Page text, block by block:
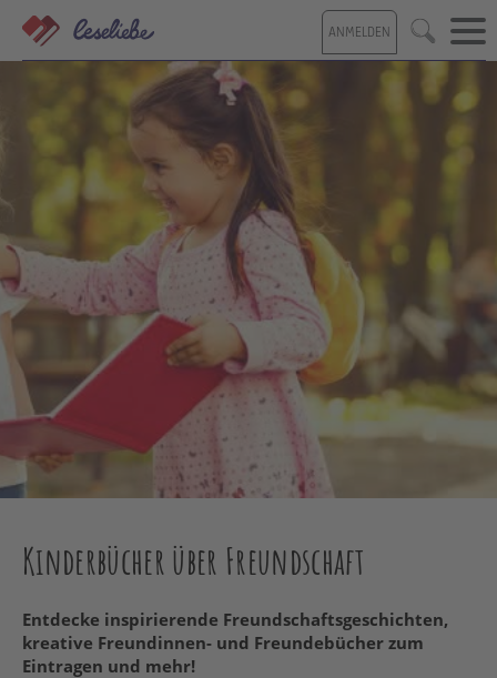
Direkt
zum
Inhalt
ANMELDEN Suche
Kinderbücher über Freundschaft
Entdecke inspirierende Freundschaftsgeschichten,
kreative Freundinnen- und Freundebücher zum
Eintragen und mehr!